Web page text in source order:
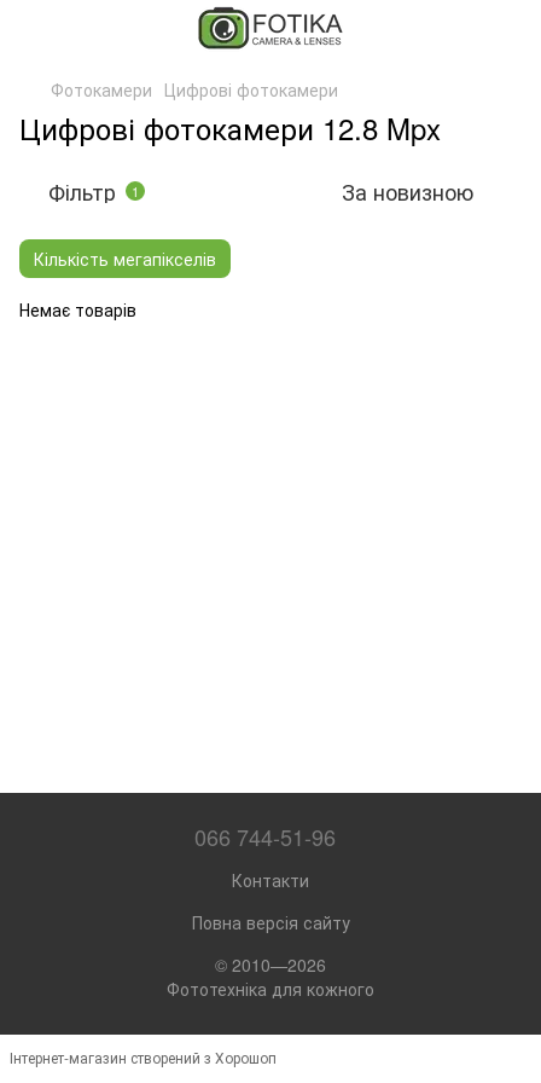
Фотокамери Цифрові фотокамери
Цифрові фотокамери 12.8 Mpx
Фільтр 1 За новизною
Кількість мегапікселів
Немає товарів
066 744-51-96
Контакти
Повна версія сайту
© 2010—2026
Фототехніка для кожного
Інтернет-магазин створений з Хорошоп